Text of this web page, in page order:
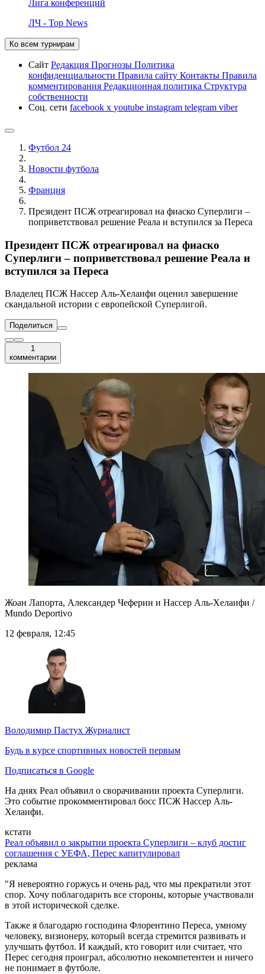
Лига конференций
ЛЧ - Top News
Ко всем турнирам
Сайт Редакция Прогнозы Политика
конфиденциальности Правила сайту Контакты Правила
комментирования Редакционная политика Структура
собственности
Соц. сети facebook x youtube instagram telegram viber
Футбол 24
Новости футбола
Франция
Президент ПСЖ отреагировал на фиаско Суперлиги –
поприветствовал решение Реала и вступился за Переса
Президент ПСЖ отреагировал на фиаско
Суперлиги – поприветствовал решение Реала и
вступился за Переса
Владелец ПСЖ Нассер Аль-Хелаифи оценил завершение
скандальной истории с европейской Суперлигой.
Поделиться
1
комментарии
Жоан Лапорта, Александер Чеферин и Нассер Аль-Хелаифи /
Mundo Deportivo
12 февраля, 12:45
Володимир Пастух Журналист
Будь в курсе спортивных новостей первым
Подписаться в Google
На днях Реал объявил о сворачивании проекта Суперлиги.
Это событие прокомментировал босс ПСЖ Нассер Аль-
Хелаифи.
кстати
Реал объявил о закрытии проекта Суперлиги – клуб достиг
соглашения с УЕФА, Перес капитулировал
реклама
"Я невероятно горжусь и очень рад, что мы прекратили этот
спор. Хочу поблагодарить все стороны, которые участвовали
в этой исторической сделке.
Также я благодарю господина Флорентино Переса, умному
человеку, визионеру, который всегда стремится развивать и
улучшать футбол. И каждый, кто говорит или считает, что
Перес сегодня проиграл, абсолютно некомпетентен и ничего
не понимает в футболе.